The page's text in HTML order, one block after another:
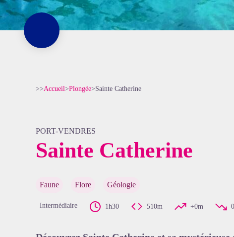
>>Accueil>Plongée>Sainte Catherine
PORT-VENDRES
Sainte Catherine
Faune Flore Géologie
Intermédiaire 1h30 510m +0m